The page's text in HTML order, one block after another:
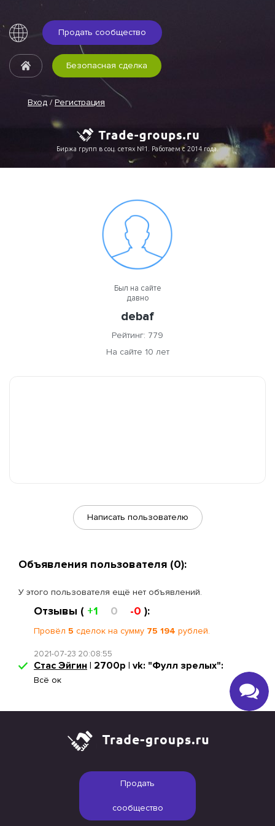
Продать сообщество
Вход / Регистрация
Безопасная сделка
Биржа групп в соц. сетях №1. Работаем с 2014 года.
Был на сайте
давно
debaf
Рейтинг: 779
На сайте 10 лет
Написать пользователю
Объявления пользователя (0):
У этого пользователя ещё нет объявлений.
Отзывы ( +1 0 -0 ):
Провёл 5 сделок на сумму 75 194 рублей.
2021-07-23 20:08:55
Стас Эйгин | 2700р | vk: "Фулл зрелых":
Всё ок
Продать
сообщество